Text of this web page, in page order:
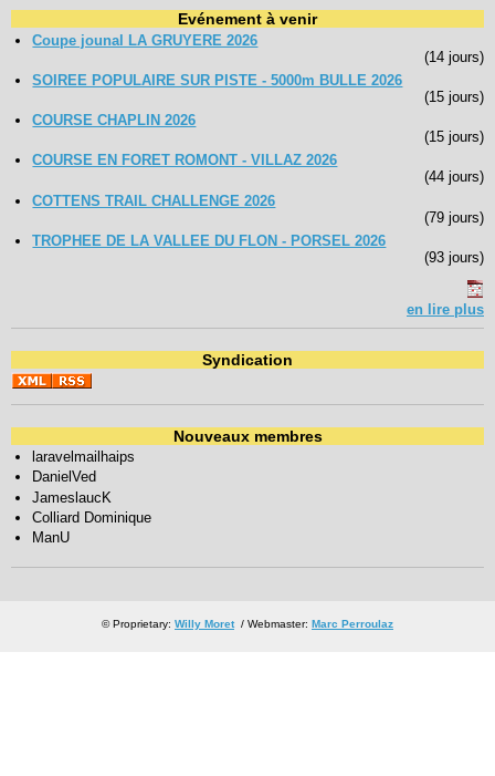
Evénement à venir
Coupe jounal LA GRUYERE 2026
(14 jours)
SOIREE POPULAIRE SUR PISTE - 5000m BULLE 2026
(15 jours)
COURSE CHAPLIN 2026
(15 jours)
COURSE EN FORET ROMONT - VILLAZ 2026
(44 jours)
COTTENS TRAIL CHALLENGE 2026
(79 jours)
TROPHEE DE LA VALLEE DU FLON - PORSEL 2026
(93 jours)
en lire plus
Syndication
Nouveaux membres
laravelmailhaips
DanielVed
JameslaucK
Colliard Dominique
ManU
© Proprietary: Willy Moret/ Webmaster: Marc Perroulaz